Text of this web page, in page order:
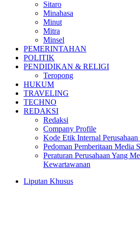
Sitaro
Minahasa
Minut
Mitra
Minsel
PEMERINTAHAN
POLITIK
PENDIDIKAN & RELIGI
Teropong
HUKUM
TRAVELING
TECHNO
REDAKSI
Redaksi
Company Profile
Kode Etik Internal Perusahaan
Pedoman Pemberitaan Media
Peraturan Perusahaan Yang
Kewartawanan
Liputan Khusus